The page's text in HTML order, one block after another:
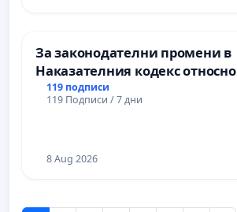
За законодателни промени в
Наказателния кодекс относно
наказателната отговорност на
непълнолетните при особено
119 подписи
119 Подписи / 7 дни
8 Aug 2026